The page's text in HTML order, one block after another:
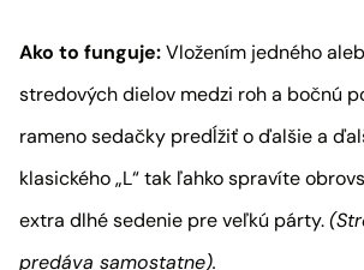
Ako to funguje:Vložením jedného
stredových dielov medzi roh a bočnú
rameno sedačky predĺžiť o ďalšie a
klasického „L“ tak ľahko spravíte
extra dlhé sedenie pre veľkú párty.
predáva samostatne).